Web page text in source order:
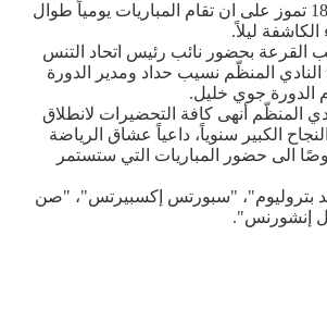
دولار، حتى السبت 18 تموز على ان تقام المباريات يومياً طوال
ليلاً.
بحضور نائب رئيس اتحاد التنس
المنظّم نسيب حداد ومدير الدورة
الدورة جوي خليل.
المنظّم أنهى كافة التحضيرات لانطلاق
الكبير سنوياً، داعياً عشاق الرياضة
الى حضور المباريات التي ستستمر
بتروليوم"، "سبورتس إكسبيرتس"، "صن
إنشورنس"
.